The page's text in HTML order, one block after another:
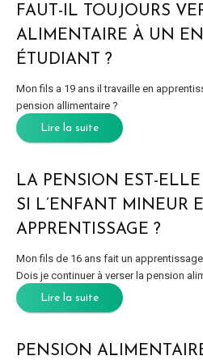
FAUT-IL TOUJOURS
ALIMENTAIRE À UN
ÉTUDIANT ?
Mon fils a 19 ans il travaille en
pension allimentaire ?
Lire la suite
LA PENSION EST-
SI L’ENFANT MINEUR
APPRENTISSAGE ?
Mon fils de 16 ans fait un
Dois je continuer à verser la pension
Lire la suite
PENSION